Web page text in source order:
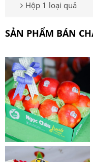
Hộp 1 loại quả
SẢN PHẨM BÁN